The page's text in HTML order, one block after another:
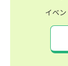
イベ